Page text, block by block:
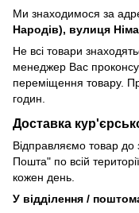
Ми знаходимося за
Народів), вулиця
Не всі товари
менеджер Вас
переміщення товару.
годин.
Доставка
Відправляємо товар до
Пошта" по всій
кожен день.
У відділення /